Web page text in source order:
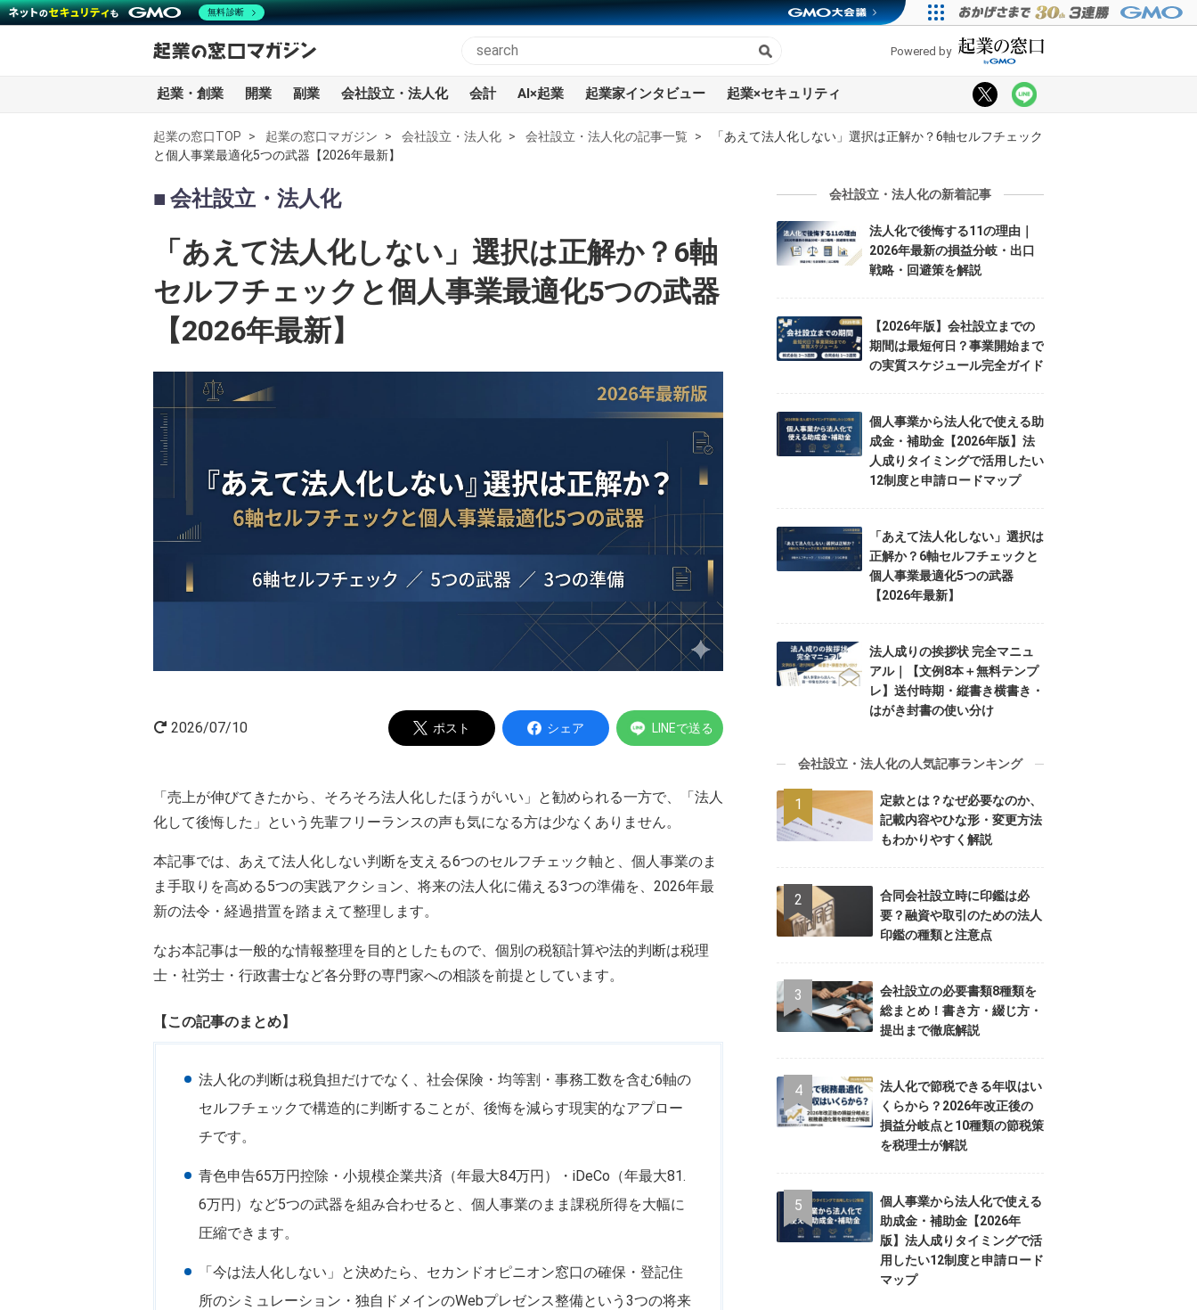
Powered by
起業・創業 開業 副業 会社設立・法人化 会計 AI×起業 起業家インタビュー 起業×セキュリティ
会社設立・法人化
Powered by
起業の窓口TOP 起業の窓口マガジン 会社設立・法人化 会社設立・法人化の記事一覧
「あえて法人化しない」選択は正解か？6軸セルフチェック
と個人事業最適化5つの武器【2026年最新】
会社設立・法人化
「あえて法人化しない」選択は正解か？6軸
セルフチェックと個人事業最適化5つの武器
【2026年最新】
2026/07/10 ポスト シェア LINEで送る
「売上が伸びてきたから、そろそろ法人化したほうがいい」と勧められる一方で、「法人
化して後悔した」という先輩フリーランスの声も気になる方は少なくありません。
本記事では、あえて法人化しない判断を支える6つのセルフチェック軸と、個人事業のま
ま手取りを高める5つの実践アクション、将来の法人化に備える3つの準備を、2026年最
新の法令・経過措置を踏まえて整理します。
なお本記事は一般的な情報整理を目的としたもので、個別の税額計算や法的判断は税理
士・社労士・行政書士など各分野の専門家への相談を前提としています。
【この記事のまとめ】
法人化の判断は税負担だけでなく、社会保険・均等割・事務工数を含む6軸の
セルフチェックで構造的に判断することが、後悔を減らす現実的なアプロー
チです。
青色申告65万円控除・小規模企業共済（年最大84万円）・iDeCo（年最大81.
6万円）など5つの武器を組み合わせると、個人事業のまま課税所得を大幅に
圧縮できます。
「今は法人化しない」と決めたら、セカンドオピニオン窓口の確保・登記住
所のシミュレーション・独自ドメインのWebプレゼンス整備という3つの将来
会社設立・法人化の新着記事
法人化で後悔する11の理由｜
2026年最新の損益分岐・出口
戦略・回避策を解説
【2026年版】会社設立までの
期間は最短何日？事業開始まで
の実質スケジュール完全ガイド
個人事業から法人化で使える助
成金・補助金【2026年版】法
人成りタイミングで活用したい
12制度と申請ロードマップ
「あえて法人化しない」選択は
正解か？6軸セルフチェックと
個人事業最適化5つの武器
【2026年最新】
法人成りの挨拶状 完全マニュ
アル｜【文例8本＋無料テンプ
レ】送付時期・縦書き横書き・
はがき封書の使い分け
会社設立・法人化の人気記事ランキング
定款とは？なぜ必要なのか、
記載内容やひな形・変更方法
もわかりやすく解説
合同会社設立時に印鑑は必
要？融資や取引のための法人
印鑑の種類と注意点
会社設立の必要書類8種類を
総まとめ！書き方・綴じ方・
提出まで徹底解説
法人化で節税できる年収はい
くらから？2026年改正後の
損益分岐点と10種類の節税策
を税理士が解説
個人事業から法人化で使える
助成金・補助金【2026年
版】法人成りタイミングで活
用したい12制度と申請ロード
マップ
無料診断